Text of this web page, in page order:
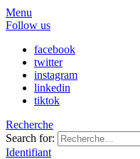
Menu
Follow us
facebook
twitter
instagram
linkedin
tiktok
Recherche
Search for:
Identifiant